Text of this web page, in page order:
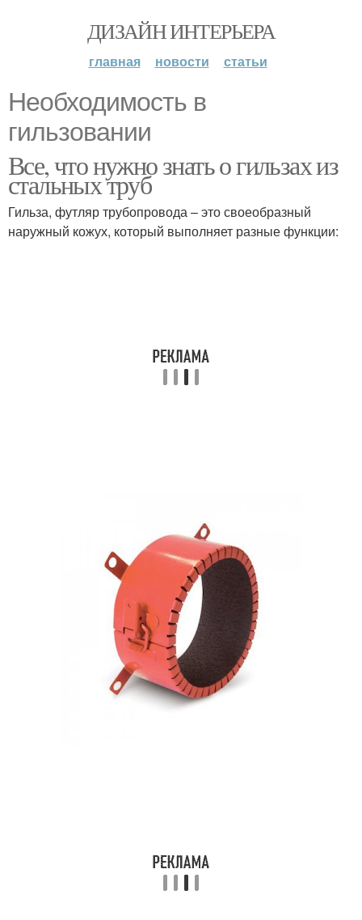
ДИЗАЙН ИНТЕРЬЕРА
главная новости статьи
Необходимость в
гильзовании
Все, что нужно знать о гильзах из
стальных труб
Гильза, футляр трубопровода – это своеобразный
наружный кожух, который выполняет разные функции: